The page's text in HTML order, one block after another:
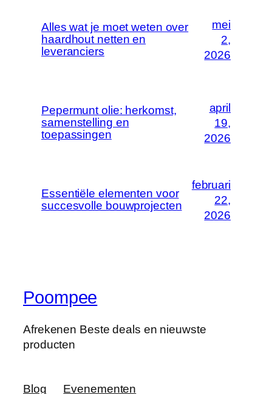
Alles wat je moet weten over
haardhout netten en
leveranciers
mei
2,
2026
Pepermunt olie: herkomst,
samenstelling en
toepassingen
april
19,
2026
Essentiële elementen voor
succesvolle bouwprojecten
februari
22,
2026
Poompee
Afrekenen Beste deals en nieuwste
producten
Blog Evenementen